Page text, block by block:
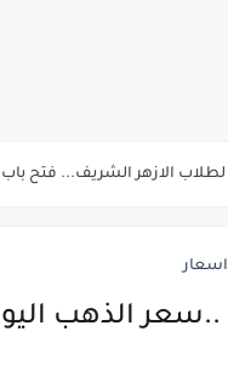
جريدة الجمهورية : استمارات الثانوية
قائمة أسماء بجميع الجامعات
انخفاض الحد الادني بكليات القمة
اسعار